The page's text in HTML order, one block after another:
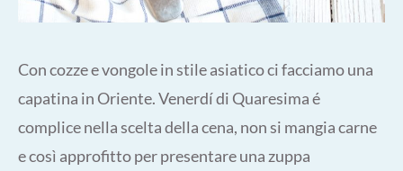
Con cozze e vongole in stile asiatico ci facciamo una
capatina in Oriente. Venerdí di Quaresima é
complice nella scelta della cena, non si mangia carne
e così approfitto per presentare una zuppa